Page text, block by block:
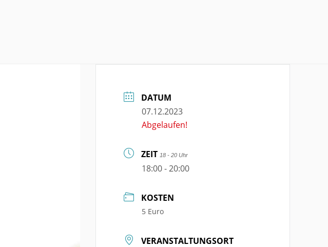
DATUM
07.12.2023
Abgelaufen!
ZEIT 18 - 20 Uhr
18:00 - 20:00
KOSTEN
5 Euro
VERANSTALTUNGSORT